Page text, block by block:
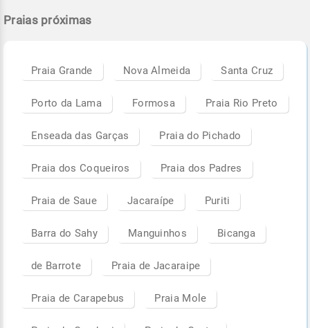
Praias próximas
Praia Grande Nova Almeida Santa Cruz
Porto da Lama Formosa Praia Rio Preto
Enseada das Garças Praia do Pichado
Praia dos Coqueiros Praia dos Padres
Praia de Saue Jacaraípe Puriti
Barra do Sahy Manguinhos Bicanga
de Barrote Praia de Jacaraipe
Praia de Carapebus Praia Mole